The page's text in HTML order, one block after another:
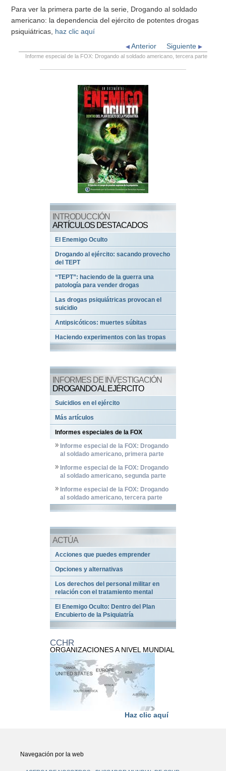
Para ver la primera parte de la serie, Drogando al soldado
americano: la dependencia del ejército de potentes drogas
psiquiátricas, haz clic aquí
Siguiente
Anterior
Informe especial de la FOX: Drogando al soldado americano, tercera parte
INTRODUCCIÓN
ARTÍCULOS DESTACADOS
El Enemigo Oculto
Drogando al ejército: sacando provecho
del TEPT
“TEPT”: haciendo de la guerra una
patología para vender drogas
Las drogas psiquiátricas provocan el
suicidio
Antipsicóticos: muertes súbitas
Haciendo experimentos con las tropas
INFORMES DE INVESTIGACIÓN
DROGANDO AL EJÉRCITO
Suicidios en el ejército
Más artículos
Informes especiales de la FOX
Informe especial de la FOX: Drogando
al soldado americano, primera parte
Informe especial de la FOX: Drogando
al soldado americano, segunda parte
Informe especial de la FOX: Drogando
al soldado americano, tercera parte
ACTÚA
Acciones que puedes emprender
Opciones y alternativas
Los derechos del personal militar en
relación con el tratamiento mental
El Enemigo Oculto: Dentro del Plan
Encubierto de la Psiquiatría
CCHR
ORGANIZACIONES A NIVEL MUNDIAL
Haz clic aquí
Navegación por la web